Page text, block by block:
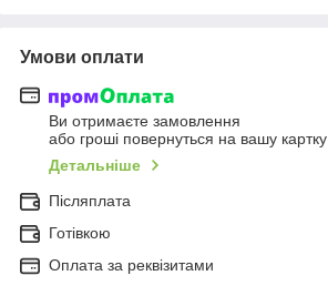
Умови оплати
Ви отримаєте замовлення
або гроші повернуться на вашу картку
Детальніше
Післяплата
Готівкою
Оплата за реквізитами